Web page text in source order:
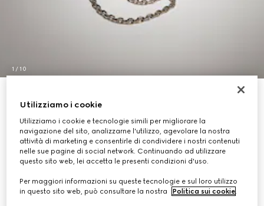
1 / 10
€ 1.500
Variantepelle bianca
Utilizziamo i cookie
Utilizziamo i cookie e tecnologie simili per migliorare la
navigazione del sito, analizzarne l'utilizzo, agevolare la nostra
attività di marketing e consentirle di condividere i nostri contenuti
nelle sue pagine di social network. Continuando ad utilizzare
questo sito web, lei accetta le presenti condizioni d'uso.
Per maggiori informazioni su queste tecnologie e sul loro utilizzo
in questo sito web, può consultare la nostra
Politica sui cookie.